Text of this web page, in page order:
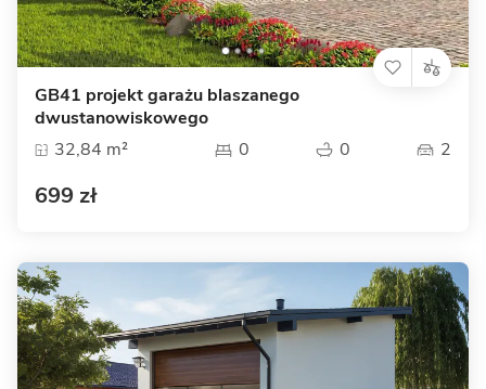
GB41 projekt garażu blaszanego
dwustanowiskowego
32,84 m²
0 0 2
699 zł